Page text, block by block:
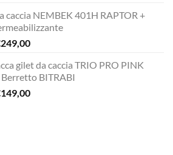
attuale
è:
€229,00.
caccia NEMBEK 401H RAPTOR +
249,00Il
attuale
è:
€249,00.
gilet da caccia TRIO PRO PINK
BITRABI
149,00Il